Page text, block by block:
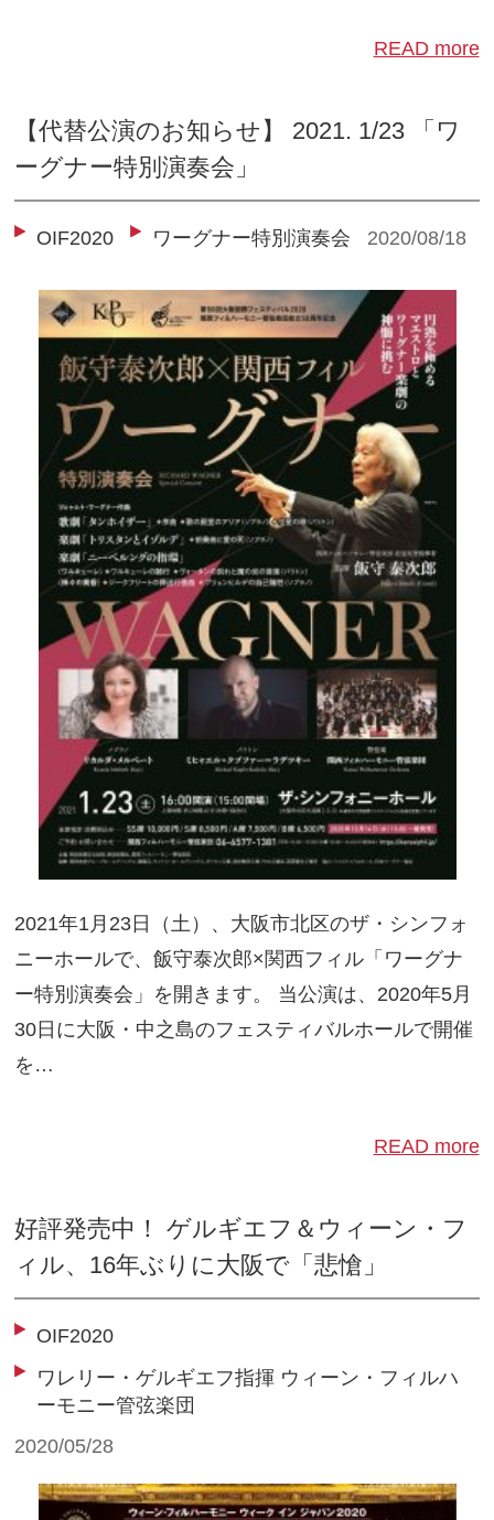
READ more
【代替公演のお知らせ】 2021. 1/23 「ワ
ーグナー特別演奏会」
OIF2020 ワーグナー特別演奏会 2020/08/18
2021年1月23日（土）、大阪市北区のザ・シンフォ
ニーホールで、飯守泰次郎×関西フィル「ワーグナ
ー特別演奏会」を開きます。 当公演は、2020年5月
30日に大阪・中之島のフェスティバルホールで開催
を…
READ more
好評発売中！ ゲルギエフ＆ウィーン・フ
ィル、16年ぶりに大阪で「悲愴」
OIF2020
ワレリー・ゲルギエフ指揮 ウィーン・フィルハ
ーモニー管弦楽団
2020/05/28